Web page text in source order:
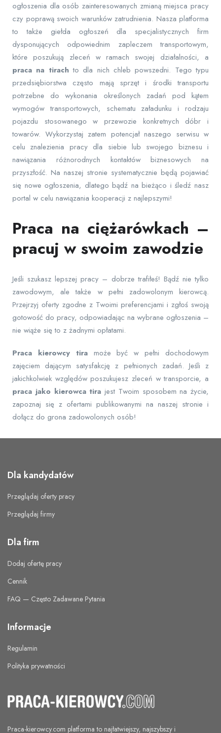
ogłoszenia dla osób zainteresowanych zmianą miejsca pracy
czy poprawą swoich warunków zatrudnienia. Nasza platforma
to także giełda ogłoszeń dla specjalistycznych firm
dysponujących odpowiednim zapleczem transportowym,
które poszukują zleceń w ramach swojej działalności, a
praca na tirach to dla nich chleb powszedni. Tego typu
przedsiębiorstwa często mają sprzęt i środki transportu
potrzebne do wykonania określonych zadań pod kątem
wymogów transportowych, schematu załadunku i rodzaju
pojazdu stosowanego w przewozie konkretnych dóbr i
towarów. Wykorzystaj zatem potencjał naszego serwisu w
celu znalezienia pracy dla siebie lub swojego biznesu i
nawiązania różnorodnych kontaktów biznesowych na
przyszłość. Na naszej stronie systematycznie będą pojawiać
się nowe ogłoszenia, dlatego bądź na bieżąco i śledź nasz
portal w celu nawiązania kooperacji z najlepszymi!
Praca na ciężarówkach –
pracuj w swoim zawodzie
Jeśli szukasz lepszej pracy – dobrze trafiłeś! Bądź nie tylko
zawodowym, ale także w pełni zadowolonym kierowcą.
Przejrzyj oferty zgodne z Twoimi preferencjami i zgłoś swoją
gotowość do pracy, odpowiadając na wybrane ogłoszenia –
nie wiąże się to z żadnymi opłatami.
Praca kierowcy tira może być w pełni dochodowym
zajęciem dającym satysfakcję z pełnionych zadań. Jeśli z
jakichkolwiek względów poszukujesz zleceń w transporcie, a
praca jako kierowca tira jest Twoim sposobem na życie,
zapoznaj się z ofertami publikowanymi na naszej stronie i
dołącz do grona zadowolonych osób!
Dla kandydatów
Przeglądaj oferty pracy
Przeglądaj firmy
Dla firm
Dodaj ofertę pracy
Cennik
FAQ — Często Zadawane Pytania
Informacje
Regulamin
Polityka prywatności
Praca-kierowcy.com platforma to najłatwiejszy, najszybszy i